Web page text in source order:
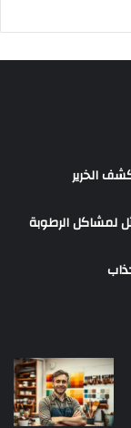
الخرير
لمشاكل الرطوبة